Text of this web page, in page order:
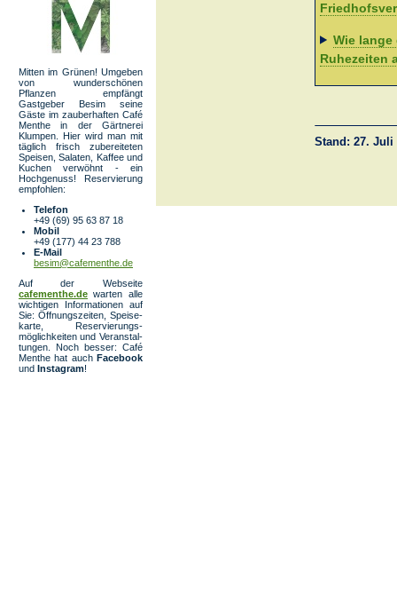
Wie
Ruhezeiten
Stand: 27. Juli
Mitten im Grünen! Umgeben
von wunder­schönen
Pflanzen empfängt
Gastgeber Besim seine
Gäste im zauberhaften Café
Menthe in der Gärtnerei
Klumpen. Hier wird man mit
täglich frisch zubereiteten
Speisen, Salaten, Kaffee und
Kuchen verwöhnt - ein
Hochgenuss! Reservierung
empfohlen:
Telefon
+49 (69) 95 63 87 18
Mobil
+49 (177) 44 23 788
E-Mail
besim@cafementhe.de
Auf der Webseite
cafementhe.de warten alle
wichtigen Informationen auf
Sie: Öffnungs­zeiten, Spei­se­
karte, Reser­vierungs­
möglichkeiten und Veran­stal­
tungen. Noch besser: Café
Menthe hat auch Facebook
und Instagram!